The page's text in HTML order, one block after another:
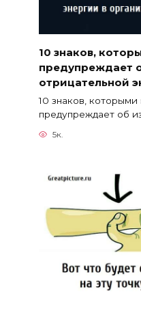
10 знаков,
предупреждает
отрицательной
10 знаков, которыми
предупреждает об
5к.